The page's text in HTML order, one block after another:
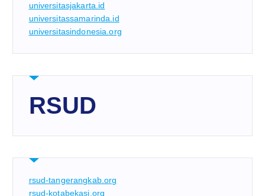
universitasjakarta.id
universitassamarinda.id
universitasindonesia.org
RSUD
rsud-tangerangkab.org
rsud-kotabekasi.org